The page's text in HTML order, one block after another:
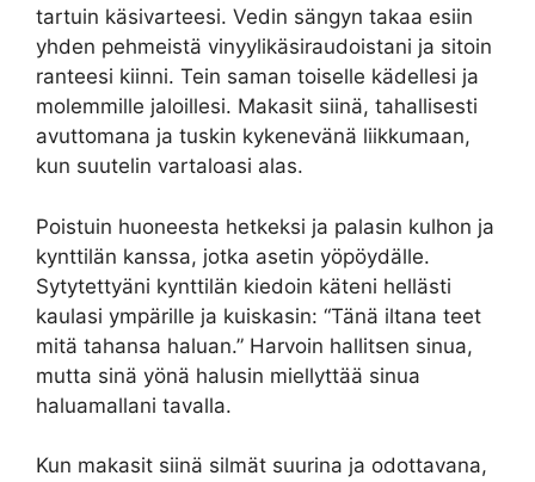
tartuin käsivarteesi. Vedin sängyn takaa esiin
yhden pehmeistä vinyylikäsiraudoistani ja sitoin
ranteesi kiinni. Tein saman toiselle kädellesi ja
molemmille jaloillesi. Makasit siinä, tahallisesti
avuttomana ja tuskin kykenevänä liikkumaan,
kun suutelin vartaloasi alas.
Poistuin huoneesta hetkeksi ja palasin kulhon ja
kynttilän kanssa, jotka asetin yöpöydälle.
Sytytettyäni kynttilän kiedoin käteni hellästi
kaulasi ympärille ja kuiskasin: “Tänä iltana teet
mitä tahansa haluan.” Harvoin hallitsen sinua,
mutta sinä yönä halusin miellyttää sinua
haluamallani tavalla.
Kun makasit siinä silmät suurina ja odottavana,